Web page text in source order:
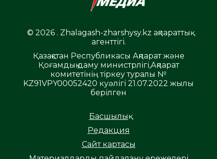
© 2026 . Zhalagash-zharshysy.kz ақпараттық
агенттігі.
Қазақстан Республикасы Ақпарат және
Қоғамдық даму министрлігі,Ақпарат
комитетінің тіркеу туралы №
KZ91VPY00052420 куәлігі 21.07.2022 жылы
берілген
Басшылық
Редакция
Сайт картасы